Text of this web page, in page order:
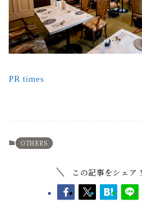
PR times
OTHERS
この記事をシェア！